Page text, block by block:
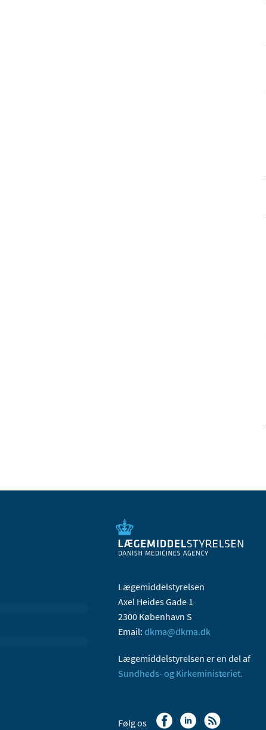
Lægemiddelstyrelsen
Axel Heides Gade 1
2300 København S
Email: dkma@dkma.dk
Lægemiddelstyrelsen er en del af
Sundheds- og Kirkeministeriet.
Følg os